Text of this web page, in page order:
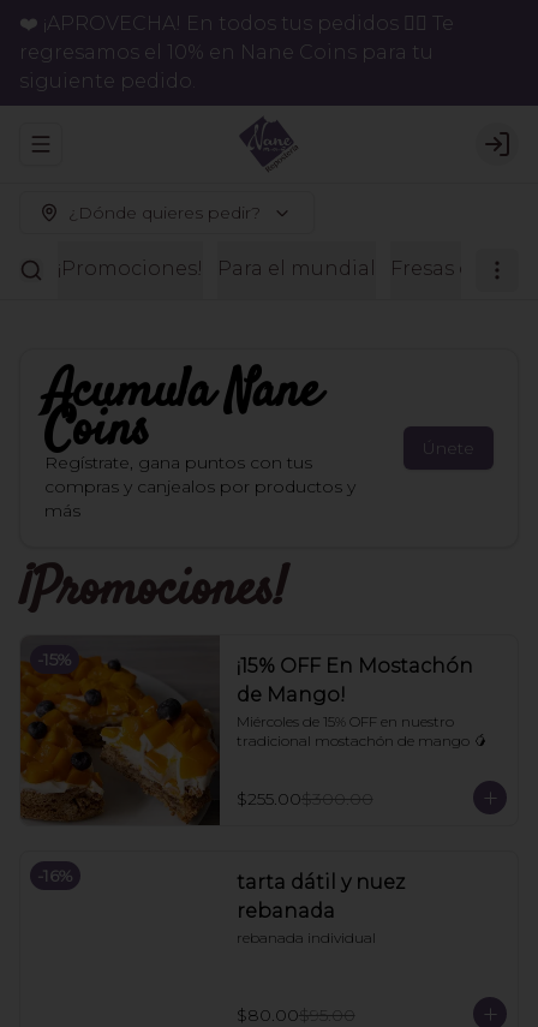
❤️ ¡APROVECHA! En todos tus pedidos 👉🏻 Te
regresamos el 10% en Nane Coins para tu
siguiente pedido.
Abrir menu de navegación
¿Dónde quieres pedir?
¡Promociones! Para el mundial Fresas con
AcumulaNane
Coins
Regístrate, gana puntos con tus
compras y canjealos por productos y
más
Únete
¡Promociones!
-15%
¡15% OFF En Mostachón
de Mango!
Miércoles de 15% OFF en nuestro
tradicional mostachón de mango 🥭
$255.00$300.00
-16%
tarta dátil y nuez
rebanada
rebanada individual
$80.00$95.00